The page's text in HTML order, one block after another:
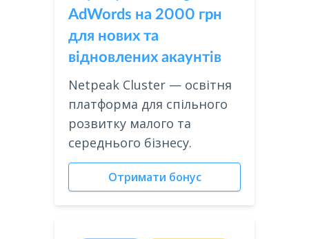
AdWords на 2000 грн
для нових та
відновлених акаунтів
Netpeak Cluster — освітня
платформа для спільного
розвитку малого та
середнього бізнесу.
Отримати бонус